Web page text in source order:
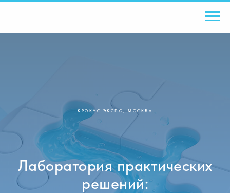
КРОКУС ЭКСПО, МОСКВА
Лаборатория практических
решений: